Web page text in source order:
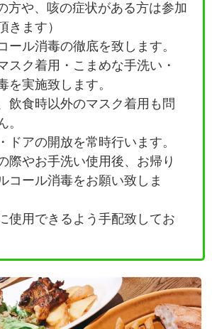
方や、咳の症状がある方は参加
きます）
ール消毒の徹底を致します。
スク着用・こまめな手洗い・
を実施致します。
飲食時以外のマスク着用も問
。
ドアの開放を常時行います。
際やお手洗い使用後、お帰り
コール消毒をお願い致しま
使用できるよう手配致してお